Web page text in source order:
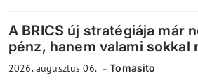
A BRICS új stratégiája már
pénz, hanem valami sokkal
2026. augusztus 06. Tomasito